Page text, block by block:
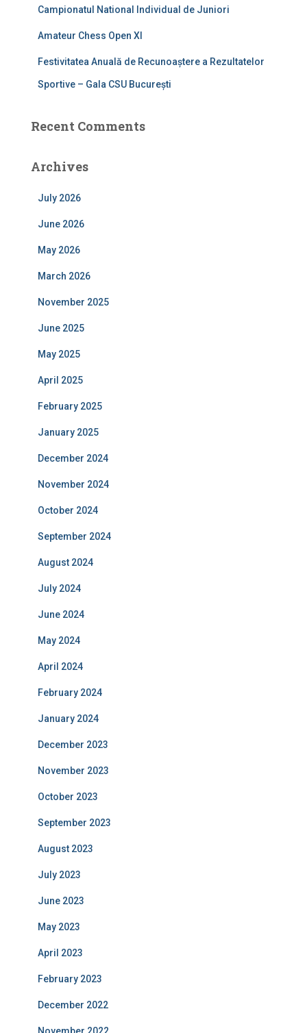
Campionatul National Individual de Juniori
Amateur Chess Open XI
Festivitatea Anuală de Recunoaștere a Rezultatelor
Sportive – Gala CSU București
Recent Comments
Archives
July 2026
June 2026
May 2026
March 2026
November 2025
June 2025
May 2025
April 2025
February 2025
January 2025
December 2024
November 2024
October 2024
September 2024
August 2024
July 2024
June 2024
May 2024
April 2024
February 2024
January 2024
December 2023
November 2023
October 2023
September 2023
August 2023
July 2023
June 2023
May 2023
April 2023
February 2023
December 2022